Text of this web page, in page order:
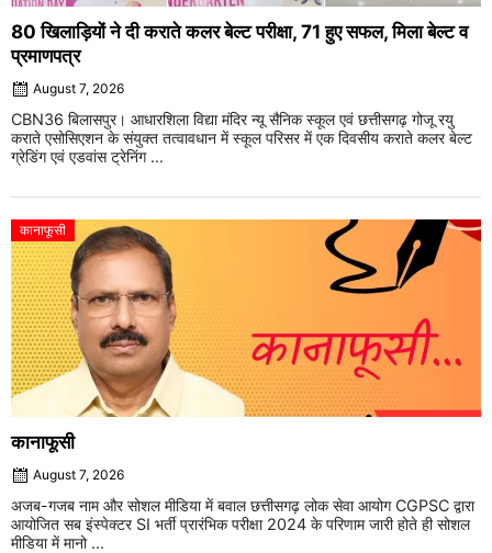
80 खिलाड़ियों ने दी कराते कलर बेल्ट परीक्षा, 71 हुए सफल, मिला बेल्ट व
प्रमाणपत्र
August 7, 2026
CBN36 बिलासपुर। आधारशिला विद्या मंदिर न्यू सैनिक स्कूल एवं छत्तीसगढ़ गोजू रयु
कराते एसोसिएशन के संयुक्त तत्वावधान में स्कूल परिसर में एक दिवसीय कराते कलर बेल्ट
ग्रेडिंग एवं एडवांस ट्रेनिंग ...
कानाफूसी
कानाफूसी
August 7, 2026
अजब-गजब नाम और सोशल मीडिया में बवाल छत्तीसगढ़ लोक सेवा आयोग CGPSC द्वारा
आयोजित सब इंस्पेक्टर SI भर्ती प्रारंभिक परीक्षा 2024 के परिणाम जारी होते ही सोशल
मीडिया में मानो ...